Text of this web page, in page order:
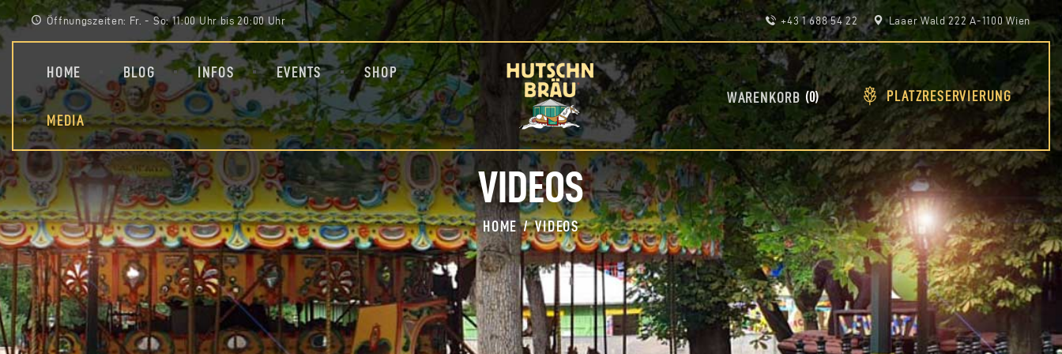
Öffnungszeiten: Fr. - So: 11:00 Uhr bis 20:00 Uhr +43 1 688 54 22 Laaer Wald 222 A-1100 Wien
HOME BLOG INFOS EVENTS SHOP
MEDIA
WARENKORB 0 PLATZRESERVIERUNG
VIDEOS
HOME VIDEOS
HOME
BLOG
INFOS
EVENTS
SHOP
MEDIA